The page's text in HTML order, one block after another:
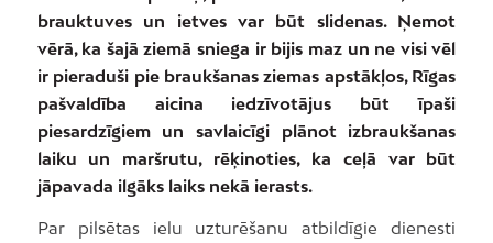
brauktuves un ietves var būt slidenas. Ņemot
vērā, ka šajā ziemā sniega ir bijis maz un ne visi vēl
ir pieraduši pie braukšanas ziemas apstākļos, Rīgas
pašvaldība aicina iedzīvotājus būt īpaši
piesardzīgiem un savlaicīgi plānot izbraukšanas
laiku un maršrutu, rēķinoties, ka ceļā var būt
jāpavada ilgāks laiks nekā ierasts.
Par pilsētas ielu uzturēšanu atbildīgie dienesti